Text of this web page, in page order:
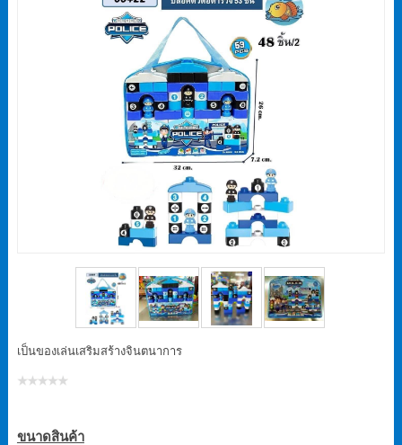
ขั้นตอนการสั่งซื้อ
เป็นของเล่นเสริมสร้างจินตนาการ
ขนาดสินค้า